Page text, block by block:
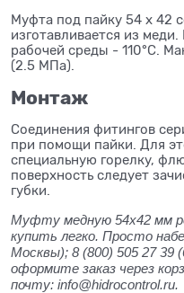
Муфта под пайку 54 x 42
изготавливается из
рабочей среды - 110°C.
(2.5 МПа).
Монтаж
Соединения фитингов
при помощи пайки. Для
специальную горелку,
поверхность следует
губки.
Муфту медную 54x42 мм
купить легко. Просто
Москвы); 8 (800) 505 27 39
оформите заказ через
почту: info@hidrocontrol.ru.